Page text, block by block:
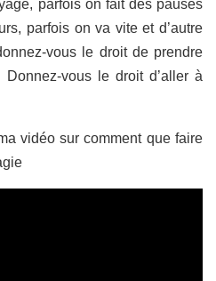
parfois on fait des pauses
parfois on va vite et d’autre
vous le droit de prendre
vous le droit d’aller à
vidéo sur comment que faire